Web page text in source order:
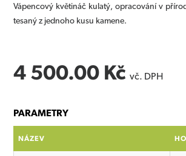
Vápencový květináč kulatý, opracování v
tesaný z jednoho kusu kamene.
4 500.00 Kčvč. DPH
PARAMETRY
NÁZEV